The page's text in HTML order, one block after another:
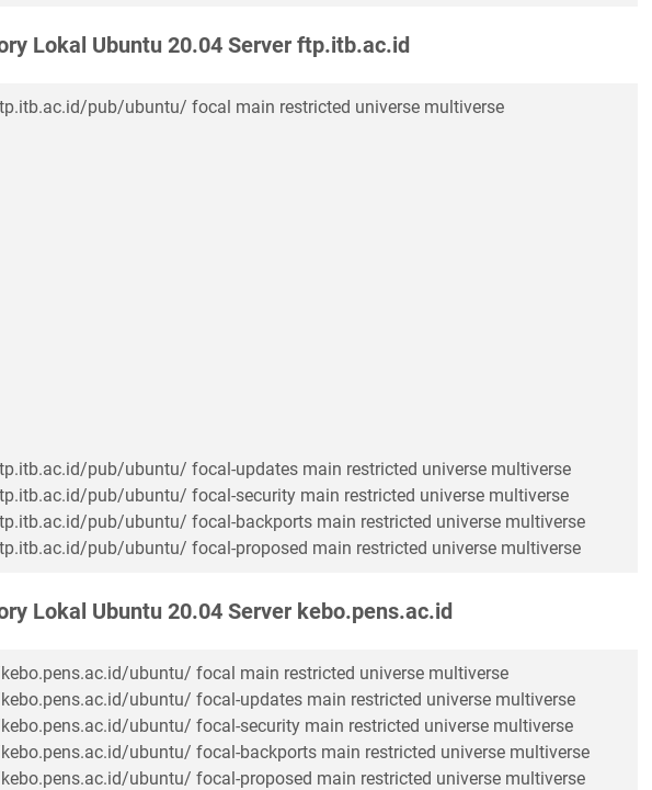
Lokal Ubuntu 20.04 Server ftp.itb.ac.id
pub/ubuntu/ focal main restricted universe multiverse
pub/ubuntu/ focal-updates main restricted universe multiverse
pub/ubuntu/ focal-security main restricted universe multiverse
pub/ubuntu/ focal-backports main restricted universe multiverse
pub/ubuntu/ focal-proposed main restricted universe multiverse
Lokal Ubuntu 20.04 Server kebo.pens.ac.id
ubuntu/ focal main restricted universe multiverse
ubuntu/ focal-updates main restricted universe multiverse
ubuntu/ focal-security main restricted universe multiverse
ubuntu/ focal-backports main restricted universe multiverse
ubuntu/ focal-proposed main restricted universe multiverse